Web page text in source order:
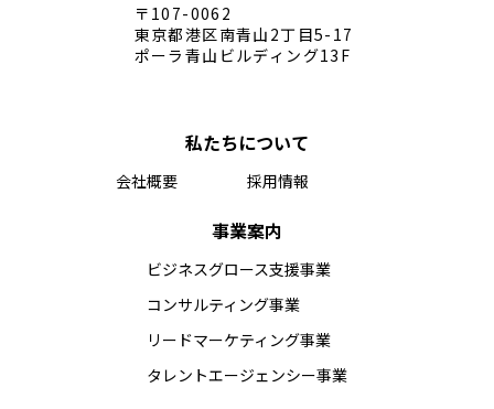
〒107-0062
東京都港区南青山2丁目5-17
ポーラ青山ビルディング13F
私たちについて
会社概要 採用情報
事業案内
ビジネスグロース支援事業
コンサルティング事業
リードマーケティング事業
タレントエージェンシー事業